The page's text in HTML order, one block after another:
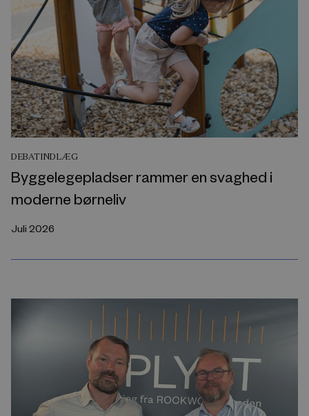
DEBATINDLÆG
Byggelegepladser rammer en svaghed i
moderne børneliv
Juli 2026